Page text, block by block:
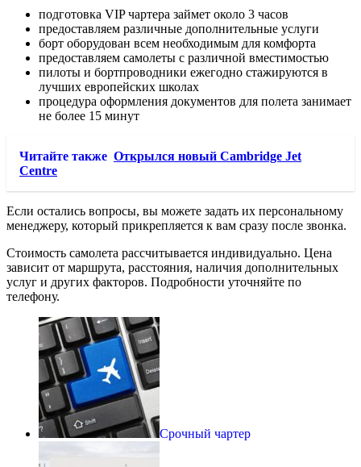
подготовка VIP чартера займет около 3 часов
предоставляем различные дополнительные услуги
борт оборудован всем необходимым для комфорта
предоставляем самолеты с различной вместимостью
пилоты и бортпроводники ежегодно стажируются в
лучших европейских школах
процедура оформления документов для полета занимает
не более 15 минут
Читайте также Открылся новый Cambridge Jet
Centre
Если остались вопросы, вы можете задать их персональному
менеджеру, который прикрепляется к вам сразу после звонка.
Стоимость самолета рассчитывается индивидуально. Цена
зависит от маршрута, расстояния, наличия дополнительных
услуг и других факторов. Подробности уточняйте по
телефону.
Срочный чартер